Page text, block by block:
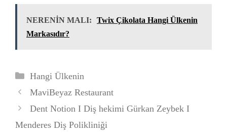
NERENİN MALI:
Twix Çikolata Hangi Ülkenin
Markasıdır?
Kategoriler
Hangi Ülkenin
MaviBeyaz Restaurant
Dent Notion I Diş hekimi Gürkan Zeybek I
Menderes Diş Polikliniği